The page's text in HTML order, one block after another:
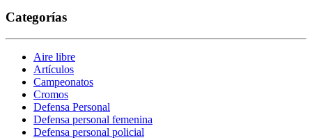
Categorías
Aire libre
Artículos
Campeonatos
Cromos
Defensa Personal
Defensa personal femenina
Defensa personal policial